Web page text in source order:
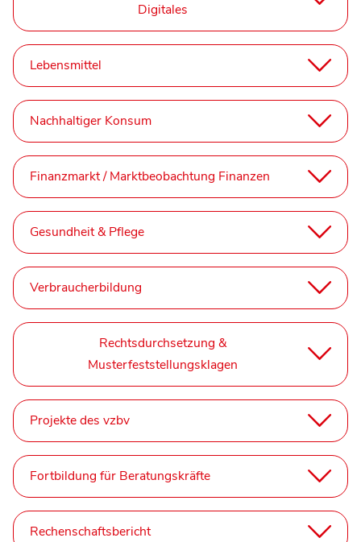
Digitales
Lebensmittel
Nachhaltiger Konsum
Finanzmarkt / Marktbeobachtung Finanzen
Gesundheit & Pflege
Verbraucherbildung
Rechtsdurchsetzung &
Musterfeststellungsklagen
Projekte des vzbv
Fortbildung für Beratungskräfte
Rechenschaftsbericht